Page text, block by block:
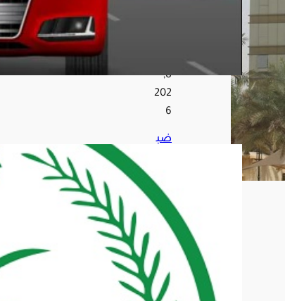
8,
202
6
ضب
مخا
لفًا
لأن
الإق
امة
وال